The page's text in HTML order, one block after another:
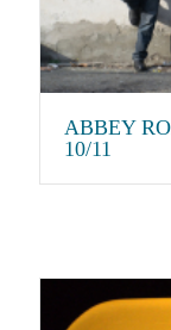
ABBEY
10/11